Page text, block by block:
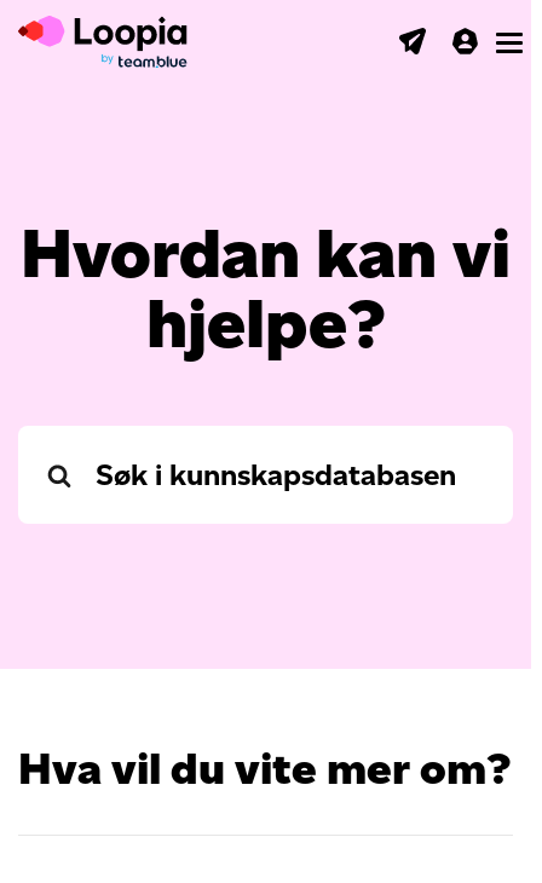
Hvordan kan vi
hjelpe?
Search
Hva vil du vite mer om?